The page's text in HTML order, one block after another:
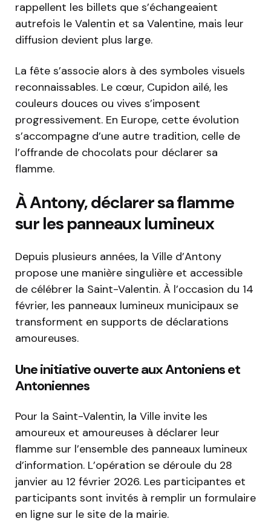
rappellent les billets que s’échangeaient
autrefois le Valentin et sa Valentine, mais leur
diffusion devient plus large.
La fête s’associe alors à des symboles visuels
reconnaissables. Le cœur, Cupidon ailé, les
couleurs douces ou vives s’imposent
progressivement. En Europe, cette évolution
s’accompagne d’une autre tradition, celle de
l’offrande de chocolats pour déclarer sa
flamme.
À Antony, déclarer sa flamme
sur les panneaux lumineux
Depuis plusieurs années, la Ville d’Antony
propose une manière singulière et accessible
de célébrer la Saint-Valentin. À l’occasion du 14
février, les panneaux lumineux municipaux se
transforment en supports de déclarations
amoureuses.
Une initiative ouverte aux Antoniens et
Antoniennes
Pour la Saint-Valentin, la Ville invite les
amoureux et amoureuses à déclarer leur
flamme sur l’ensemble des panneaux lumineux
d’information. L’opération se déroule du 28
janvier au 12 février 2026. Les participantes et
participants sont invités à remplir un formulaire
en ligne sur le site de la mairie.